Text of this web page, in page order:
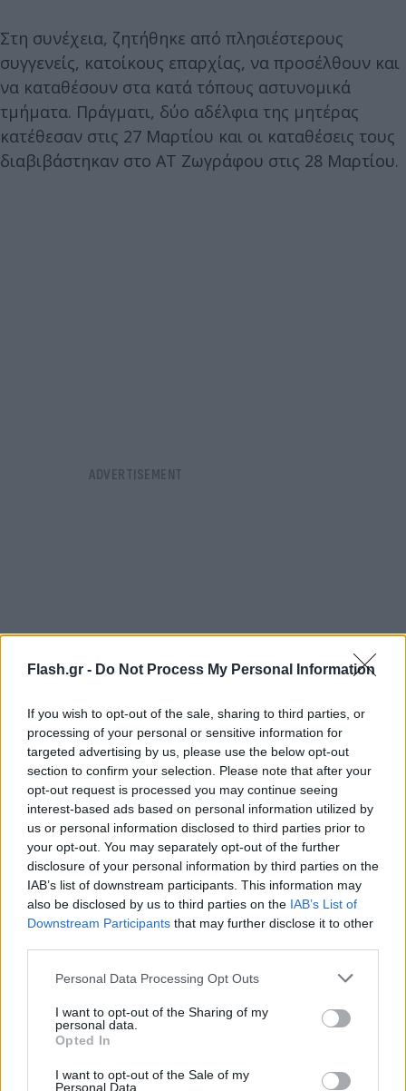
Flash.gr - Do Not Process My Personal Information
If you wish to opt-out of the sale, sharing to third parties, or
processing of your personal or sensitive information for
targeted advertising by us, please use the below opt-out
section to confirm your selection. Please note that after your
opt-out request is processed you may continue seeing
interest-based ads based on personal information utilized by
us or personal information disclosed to third parties prior to
your opt-out. You may separately opt-out of the further
disclosure of your personal information by third parties on the
IAB’s list of downstream participants. This information may
also be disclosed by us to third parties on the IAB’s List of
Downstream Participants that may further disclose it to other
Please note that this website/app uses one or more Google
not limited to your visit or usage behaviour. You may click to
grant or deny consent to Google and its third-party tags to
use your data for below specified purposes in below Google
consent section.
Personal Data Processing Opt Outs
I want to opt-out of the Sharing of my
personal data.
Opted In
I want to opt-out of the Sale of my
Personal Data.
Στη συνέχεια, ζητήθηκε από πλησιέστερους
συγγενείς, κατοίκους επαρχίας, να προσέλθουν και
να καταθέσουν στα κατά τόπους αστυνομικά
τμήματα. Πράγματι, δύο αδέλφια της μητέρας
κατέθεσαν στις 27 Μαρτίου και οι καταθέσεις τους
διαβιβάστηκαν στο ΑΤ Ζωγράφου στις 28 Μαρτίου.
Ο γιος απέτρεψε την είσοδο
Την ίδια ημέρα όπως και στις 29 Μαρτίου
πραγματοποιήθηκαν εξωτερικές ενέργειες στο
διαμέρισμα επί της οδού Κουσίδη στου Ζωγράφου
(κλήσεις θυροτηλεφώνου κ.λπ.), χωρίς ωστόσο να
υπάρξει ανταπόκριση. Ειδικότερα, στις 29 Μαρτίου,
στις 19:30, ομάδα αστυνομικών μετέβη εκ νέου
στην ανωτέρω οικία, όπου ο γιος άνοιξε την πόρτα,
μητέρα και η αδελφή του διαμένουν σε άλλη οικία,
επί της οδού Ρόδων. Ακολούθως, προσήχθη στο